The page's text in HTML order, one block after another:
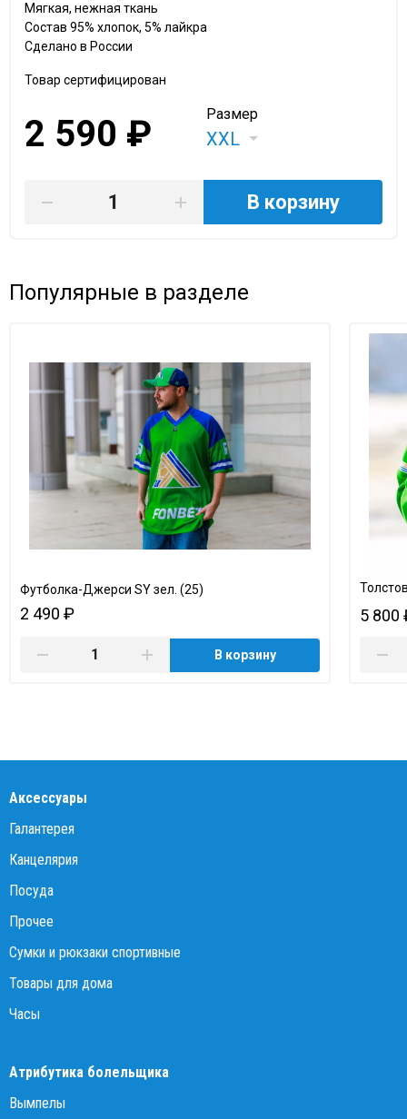
Мягкая, нежная ткань
Состав 95% хлопок, 5% лайкра
Сделано в России
Товар сертифицирован
2 590 ₽ Размер
XXL
В корзину
Популярные в разделе
Футболка-Джерси SY зел. (25)
2 490 ₽
В корзину
5 800
Аксессуары
Галантерея
Канцелярия
Посуда
Прочее
Сумки и рюкзаки спортивные
Товары для дома
Часы
Атрибутика болельщика
Вымпелы